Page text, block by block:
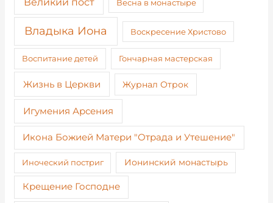
Весна в монастыре
Владыка Иона Воскресение Христово
Воспитание детей Гончарная мастерская
Жизнь в Церкви Журнал Отрок
Игумения Арсения
Икона Божией Матери "Отрада и Утешение"
Иноческий постриг Ионинский монастырь
Крещение Господне